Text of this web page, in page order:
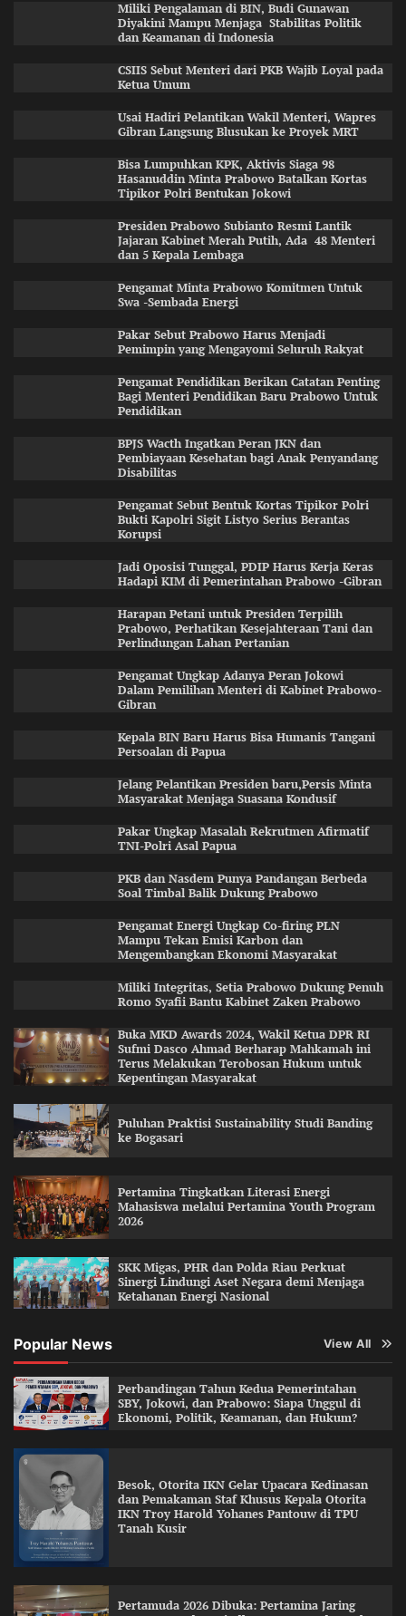
Miliki Pengalaman di BIN, Budi Gunawan
Diyakini Mampu Menjaga Stabilitas Politik
dan Keamanan di Indonesia
CSIIS Sebut Menteri dari PKB Wajib Loyal pada
Ketua Umum
Usai Hadiri Pelantikan Wakil Menteri, Wapres
Gibran Langsung Blusukan ke Proyek MRT
Bisa Lumpuhkan KPK, Aktivis Siaga 98
Hasanuddin Minta Prabowo Batalkan Kortas
Tipikor Polri Bentukan Jokowi
Presiden Prabowo Subianto Resmi Lantik
Jajaran Kabinet Merah Putih, Ada 48 Menteri
dan 5 Kepala Lembaga
Pengamat Minta Prabowo Komitmen Untuk
Swa -Sembada Energi
Pakar Sebut Prabowo Harus Menjadi
Pemimpin yang Mengayomi Seluruh Rakyat
Pengamat Pendidikan Berikan Catatan Penting
Bagi Menteri Pendidikan Baru Prabowo Untuk
Pendidikan
BPJS Wacth Ingatkan Peran JKN dan
Pembiayaan Kesehatan bagi Anak Penyandang
Disabilitas
Pengamat Sebut Bentuk Kortas Tipikor Polri
Bukti Kapolri Sigit Listyo Serius Berantas
Korupsi
Jadi Oposisi Tunggal, PDIP Harus Kerja Keras
Hadapi KIM di Pemerintahan Prabowo -Gibran
Harapan Petani untuk Presiden Terpilih
Prabowo, Perhatikan Kesejahteraan Tani dan
Perlindungan Lahan Pertanian
Pengamat Ungkap Adanya Peran Jokowi
Dalam Pemilihan Menteri di Kabinet Prabowo-
Gibran
Kepala BIN Baru Harus Bisa Humanis Tangani
Persoalan di Papua
Jelang Pelantikan Presiden baru,Persis Minta
Masyarakat Menjaga Suasana Kondusif
Pakar Ungkap Masalah Rekrutmen Afirmatif
TNI-Polri Asal Papua
PKB dan Nasdem Punya Pandangan Berbeda
Soal Timbal Balik Dukung Prabowo
Pengamat Energi Ungkap Co-firing PLN
Mampu Tekan Emisi Karbon dan
Mengembangkan Ekonomi Masyarakat
Miliki Integritas, Setia Prabowo Dukung Penuh
Romo Syafii Bantu Kabinet Zaken Prabowo
Buka MKD Awards 2024, Wakil Ketua DPR RI
Sufmi Dasco Ahmad Berharap Mahkamah ini
Terus Melakukan Terobosan Hukum untuk
Kepentingan Masyarakat
Puluhan Praktisi Sustainability Studi Banding
ke Bogasari
Pertamina Tingkatkan Literasi Energi
Mahasiswa melalui Pertamina Youth Program
2026
SKK Migas, PHR dan Polda Riau Perkuat
Sinergi Lindungi Aset Negara demi Menjaga
Ketahanan Energi Nasional
Popular News View All
Perbandingan Tahun Kedua Pemerintahan
SBY, Jokowi, dan Prabowo: Siapa Unggul di
Ekonomi, Politik, Keamanan, dan Hukum?
Besok, Otorita IKN Gelar Upacara Kedinasan
dan Pemakaman Staf Khusus Kepala Otorita
IKN Troy Harold Yohanes Pantouw di TPU
Tanah Kusir
Pertamuda 2026 Dibuka: Pertamina Jaring